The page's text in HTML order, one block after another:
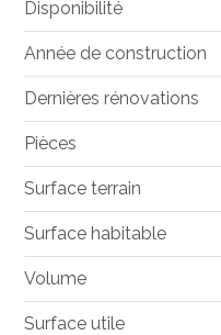
Disponibilité
Année de construction
Dernières rénovations
Pièces
Surface terrain
Surface habitable
Volume
Surface utile